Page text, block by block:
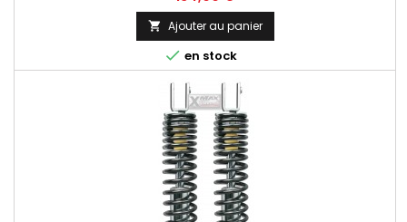
 Ajouter au panier
 en stock